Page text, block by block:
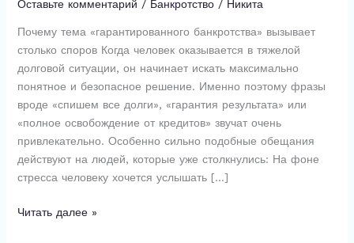
Оставьте комментарий / Банкротство/ Никита
Почему тема «гарантированного банкротства» вызывает
столько споров Когда человек оказывается в тяжелой
долговой ситуации, он начинает искать максимально
понятное и безопасное решение. Именно поэтому фразы
вроде «спишем все долги», «гарантия результата» или
«полное освобождение от кредитов» звучат очень
привлекательно. Особенно сильно подобные обещания
действуют на людей, которые уже столкнулись: На фоне
стресса человеку хочется услышать […]
100%
результата
долги
Читать далее »